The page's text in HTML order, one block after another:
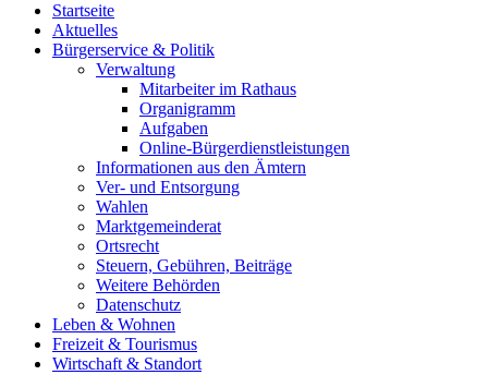
Startseite
Aktuelles
Bürgerservice & Politik
Verwaltung
Mitarbeiter im Rathaus
Organigramm
Aufgaben
Online-Bürgerdienstleistungen
Informationen aus den Ämtern
Ver- und Entsorgung
Wahlen
Marktgemeinderat
Ortsrecht
Steuern, Gebühren, Beiträge
Weitere Behörden
Datenschutz
Leben & Wohnen
Freizeit & Tourismus
Wirtschaft & Standort